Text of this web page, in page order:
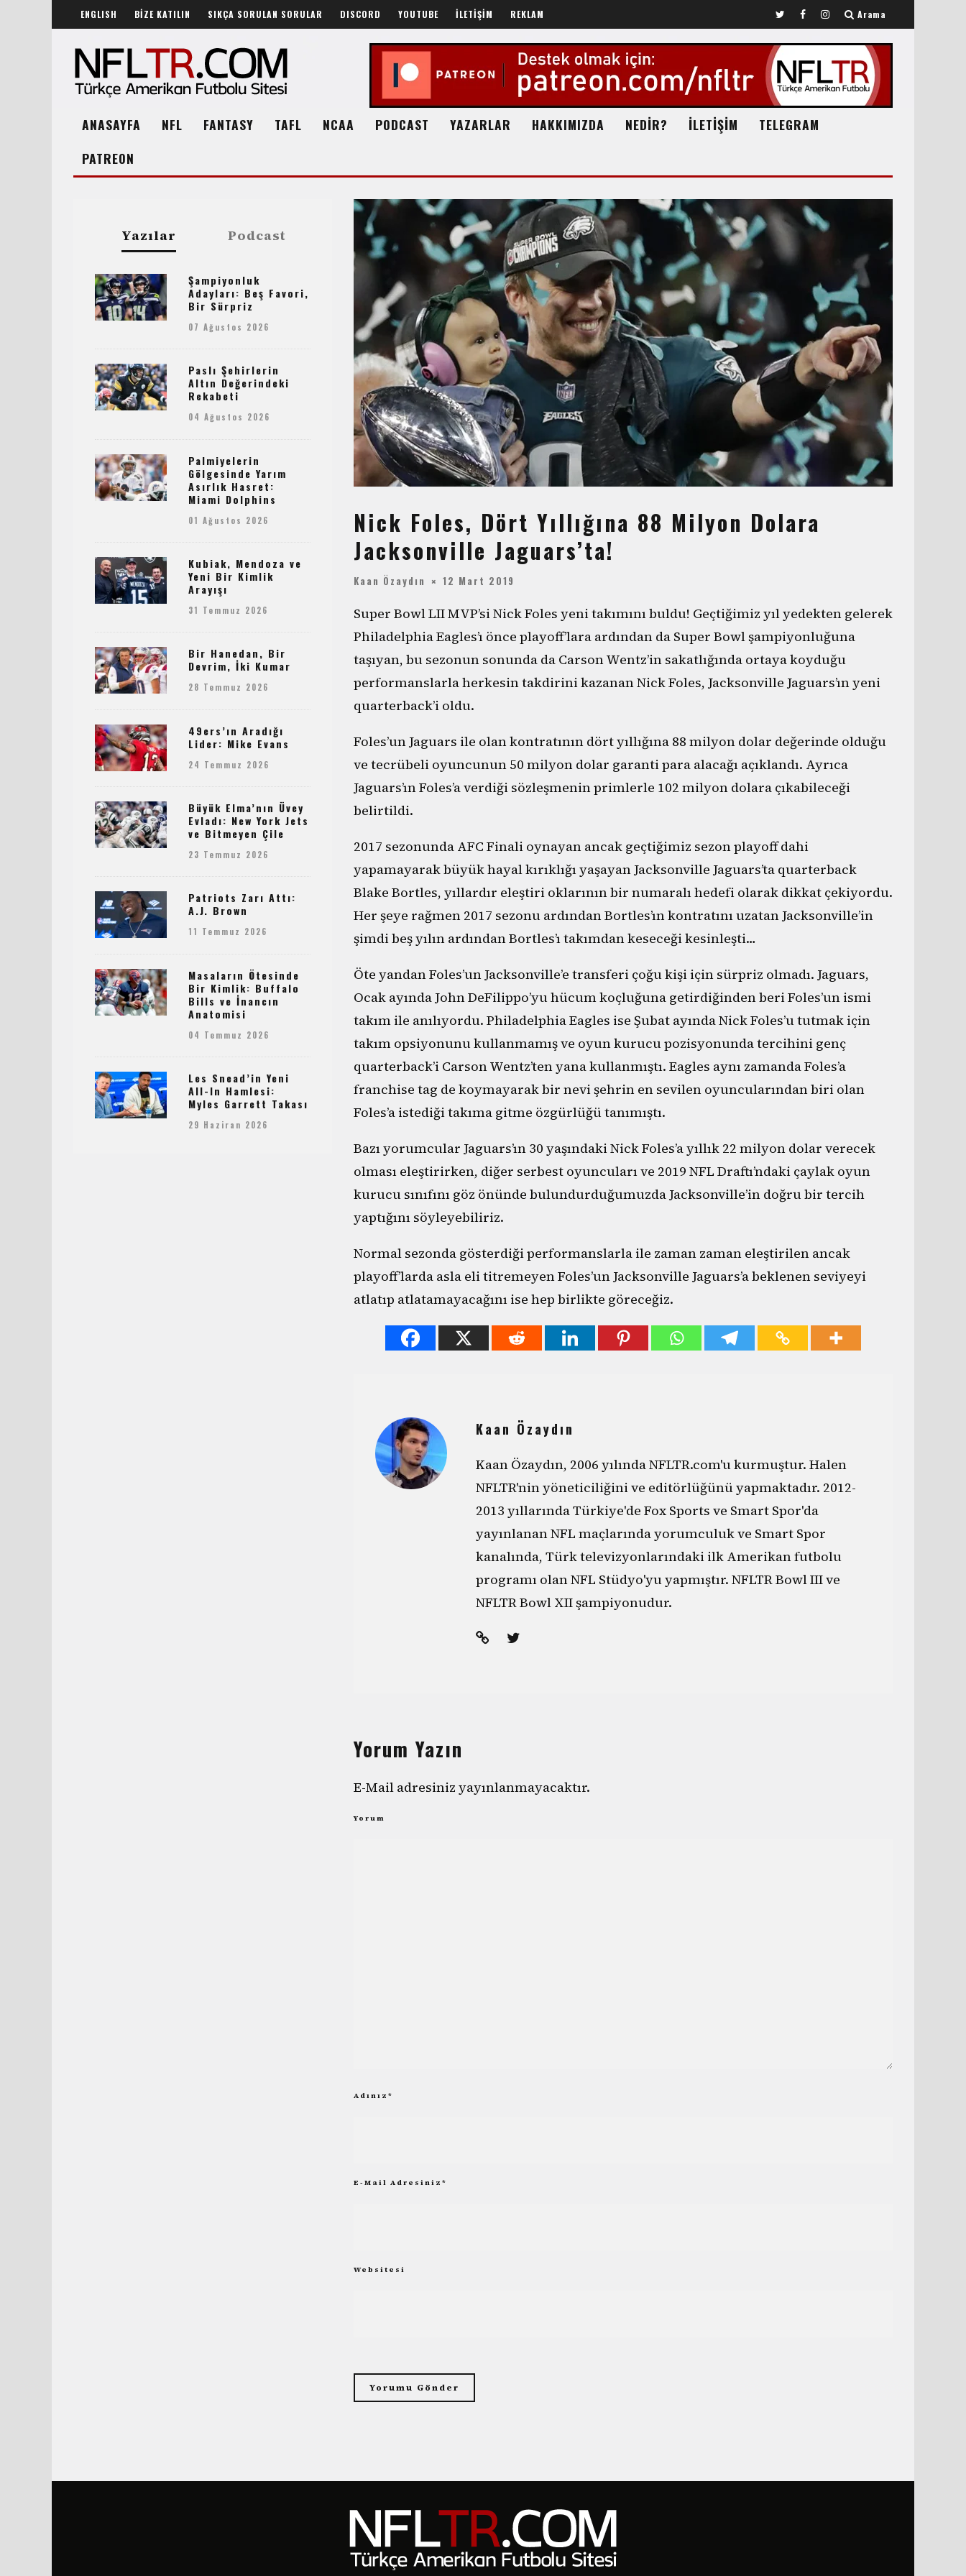
ENGLISH BİZE KATILIN SIKÇA SORULAN SORULAR DISCORD YOUTUBE İLETİŞİM REKLAM Arama
ANASAYFA NFL FANTASY TAFL NCAA PODCAST YAZARLAR HAKKIMIZDA NEDİR? İLETİŞİM
TELEGRAM
PATREON
Nick Foles, Dört Yıllığına 88 Milyon Dolara
Jacksonville Jaguars’ta!
Kaan Özaydın 12 Mart 2019
Super Bowl LII MVP’si Nick Foles yeni takımını buldu! Geçtiğimiz yıl yedekten gelerek
Philadelphia Eagles’ı önce playoff’lara ardından da Super Bowl şampiyonluğuna
taşıyan, bu sezonun sonunda da Carson Wentz’in sakatlığında ortaya koyduğu
performanslarla herkesin takdirini kazanan Nick Foles, Jacksonville Jaguars’ın yeni
quarterback’i oldu.
Foles’un Jaguars ile olan kontratının dört yıllığına 88 milyon dolar değerinde olduğu
ve tecrübeli oyuncunun 50 milyon dolar garanti para alacağı açıklandı. Ayrıca
Jaguars’ın Foles’a verdiği sözleşmenin primlerle 102 milyon dolara çıkabileceği
belirtildi.
2017 sezonunda AFC Finali oynayan ancak geçtiğimiz sezon playoff dahi
yapamayarak büyük hayal kırıklığı yaşayan Jacksonville Jaguars’ta quarterback
Blake Bortles, yıllardır eleştiri oklarının bir numaralı hedefi olarak dikkat çekiyordu.
Her şeye rağmen 2017 sezonu ardından Bortles’ın kontratını uzatan Jacksonville’in
şimdi beş yılın ardından Bortles’ı takımdan keseceği kesinleşti…
Öte yandan Foles’un Jacksonville’e transferi çoğu kişi için sürpriz olmadı. Jaguars,
Ocak ayında John DeFilippo’yu hücum koçluğuna getirdiğinden beri Foles’un ismi
takım ile anılıyordu. Philadelphia Eagles ise Şubat ayında Nick Foles’u tutmak için
takım opsiyonunu kullanmamış ve oyun kurucu pozisyonunda tercihini genç
quarterback’i Carson Wentz’ten yana kullanmıştı. Eagles aynı zamanda Foles’a
franchise tag de koymayarak bir nevi şehrin en sevilen oyuncularından biri olan
Foles’a istediği takıma gitme özgürlüğü tanımıştı.
Bazı yorumcular Jaguars’ın 30 yaşındaki Nick Foles’a yıllık 22 milyon dolar verecek
olması eleştirirken, diğer serbest oyuncuları ve 2019 NFL Draftı’ndaki çaylak oyun
kurucu sınıfını göz önünde bulundurduğumuzda Jacksonville’in doğru bir tercih
yaptığını söyleyebiliriz.
Normal sezonda gösterdiği performanslarla ile zaman zaman eleştirilen ancak
playoff’larda asla eli titremeyen Foles’un Jacksonville Jaguars’a beklenen seviyeyi
atlatıp atlatamayacağını ise hep birlikte göreceğiz.
Kaan Özaydın
Kaan Özaydın, 2006 yılında NFLTR.com'u kurmuştur. Halen
NFLTR'nin yöneticiliğini ve editörlüğünü yapmaktadır. 2012-
2013 yıllarında Türkiye'de Fox Sports ve Smart Spor'da
yayınlanan NFL maçlarında yorumculuk ve Smart Spor
kanalında, Türk televizyonlarındaki ilk Amerikan futbolu
programı olan NFL Stüdyo'yu yapmıştır. NFLTR Bowl III ve
NFLTR Bowl XII şampiyonudur.
Yorum Yazın
E-Mail adresiniz yayınlanmayacaktır.
Yorum
Adınız *
E-Mail Adresiniz *
Websitesi
Yazılar Podcast
Şampiyonluk
Adayları: Beş Favori,
Bir Sürpriz
07 Ağustos 2026
Paslı Şehirlerin
Altın Değerindeki
Rekabeti
04 Ağustos 2026
Palmiyelerin
Gölgesinde Yarım
Asırlık Hasret:
Miami Dolphins
01 Ağustos 2026
Kubiak, Mendoza ve
Yeni Bir Kimlik
Arayışı
31 Temmuz 2026
Bir Hanedan, Bir
Devrim, İki Kumar
28 Temmuz 2026
49ers’ın Aradığı
Lider: Mike Evans
24 Temmuz 2026
Büyük Elma’nın Üvey
Evladı: New York Jets
ve Bitmeyen Çile
23 Temmuz 2026
Patriots Zarı Attı:
A.J. Brown
11 Temmuz 2026
Masaların Ötesinde
Bir Kimlik: Buffalo
Bills ve İnancın
Anatomisi
04 Temmuz 2026
Les Snead’in Yeni
All-In Hamlesi:
Myles Garrett Takası
29 Haziran 2026